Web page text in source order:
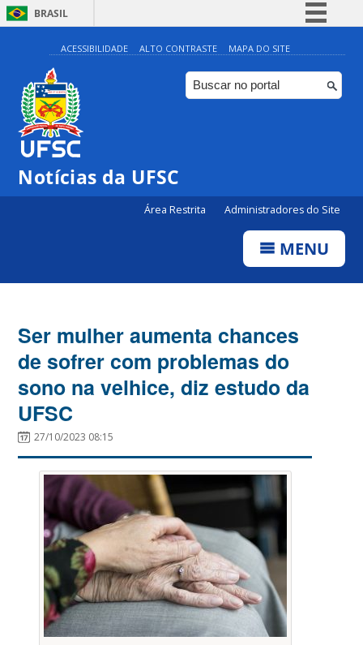
BRASIL
Simplifique!
Comunica BR
Participe
ACESSIBILIDADE ALTO CONTRASTE MAPA DO SITE
Notícias da UFSC
Área Restrita Administradores do Site
MENU
Ser mulher aumenta chances
de sofrer com problemas do
sono na velhice, diz estudo da
UFSC
27/10/2023 08:15